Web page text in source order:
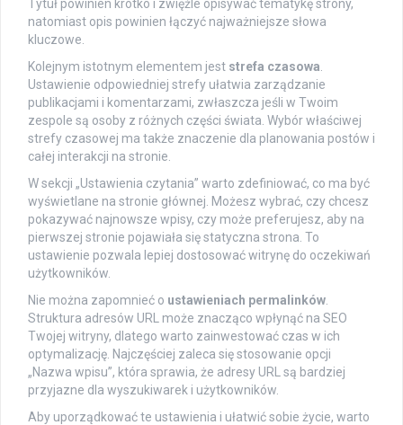
Tytuł powinien krótko i zwięźle opisywać tematykę strony,
natomiast opis powinien łączyć najważniejsze słowa
kluczowe.
Kolejnym istotnym elementem jest strefa czasowa
Ustawienie odpowiedniej strefy ułatwia zarządzanie
publikacjami i komentarzami, zwłaszcza jeśli w Twoim
zespole są osoby z różnych części świata. Wybór właściwej
strefy czasowej ma także znaczenie dla planowania postów i
całej interakcji na stronie.
W sekcji „Ustawienia czytania” warto zdefiniować, co ma być
wyświetlane na stronie głównej. Możesz wybrać, czy chcesz
pokazywać najnowsze wpisy, czy może preferujesz, aby na
pierwszej stronie pojawiała się statyczna strona. To
ustawienie pozwala lepiej dostosować witrynę do oczekiwań
użytkowników.
Nie można zapomnieć o ustawieniach permalinków
Struktura adresów URL może znacząco wpłynąć na SEO
Twojej witryny, dlatego warto zainwestować czas w ich
optymalizację. Najczęściej zaleca się stosowanie opcji
„Nazwa wpisu”, która sprawia, że adresy URL są bardziej
przyjazne dla wyszukiwarek i użytkowników.
Aby uporządkować te ustawienia i ułatwić sobie życie, warto